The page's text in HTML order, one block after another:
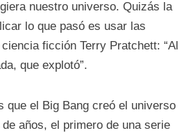
nuestro universo. Quizás la
lo que pasó es usar las
ficción Terry Pratchett: “Al
que explotó”.
que el Big Bang creó el universo
años, el primero de una serie